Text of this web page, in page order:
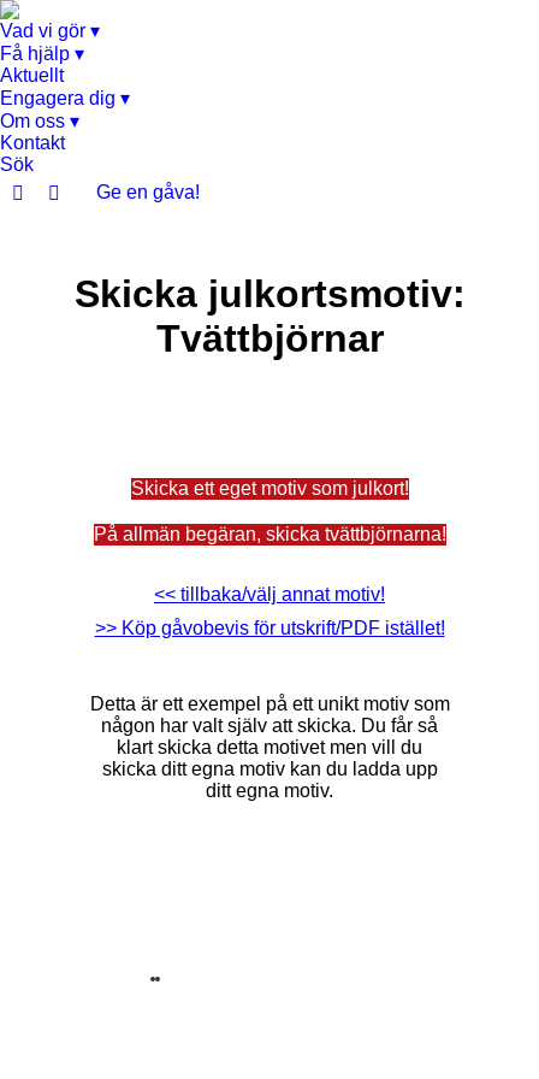
Vad vi gör ▾
Få hjälp ▾
Aktuellt
Engagera dig ▾
Om oss ▾
Kontakt
Sök
Facebook
Instagram
new
Ge en gåva!
Skicka julkortsmotiv:
Tvättbjörnar
Skicka ett eget motiv som julkort!
På allmän begäran, skicka tvättbjörnarna!
<< tillbaka/välj annat motiv!
>> Köp gåvobevis för utskrift/PDF istället!
Detta är ett exempel på ett unikt motiv som
någon har valt själv att skicka. Du får så
klart skicka detta motivet men vill du
skicka ditt egna motiv kan du ladda upp
ditt egna motiv.